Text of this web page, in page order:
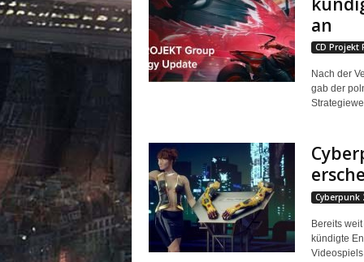
an
CD Projekt
Nach der
gab der
Cyberpunk
Bereits
kündigte